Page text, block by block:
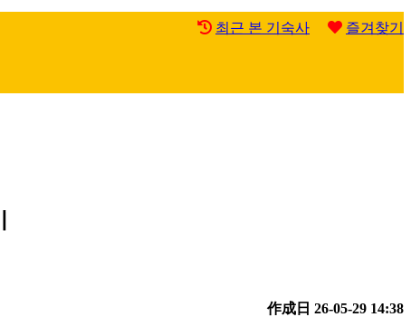
최근 본 기숙사 즐겨찾기
作成日 26-05-29 14:38